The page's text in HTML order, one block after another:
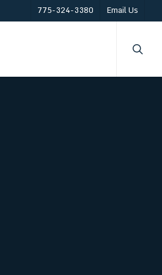
775-324-3380 Email Us